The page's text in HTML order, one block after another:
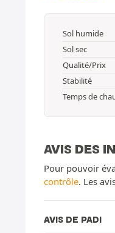
Sol humide
Sol sec
Qualité/Prix
Stabilité
Temps de
AVIS DES
Pour pouvoir
contrôle. Les
AVIS DE PADI